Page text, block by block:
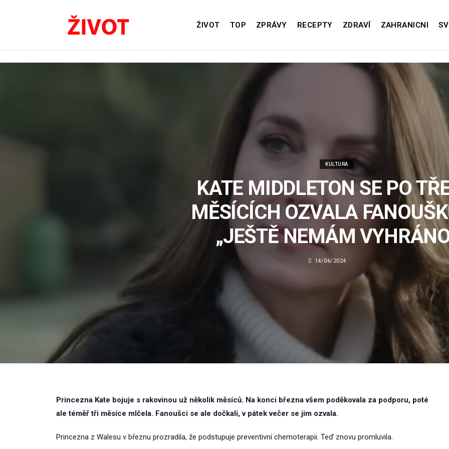
ŽIVOT TOP ZPRÁVY RECEPTY ZDRAVÍ ZAHRANICNI
KULTURA
KATE MIDDLETON SE PO
MĚSÍCÍCH OZVALA
„JEŠTĚ NEMÁM
14/06/2024
Princezna Kate bojuje s rakovinou už několik měsíců. Na konci března všem poděkovala za podporu, poté
ale téměř tři měsíce mlčela. Fanoušci se ale dočkali, v pátek večer se jim ozvala.
Princezna z Walesu v březnu prozradila, že podstupuje preventivní chemoterapii. Teď znovu promluvila.